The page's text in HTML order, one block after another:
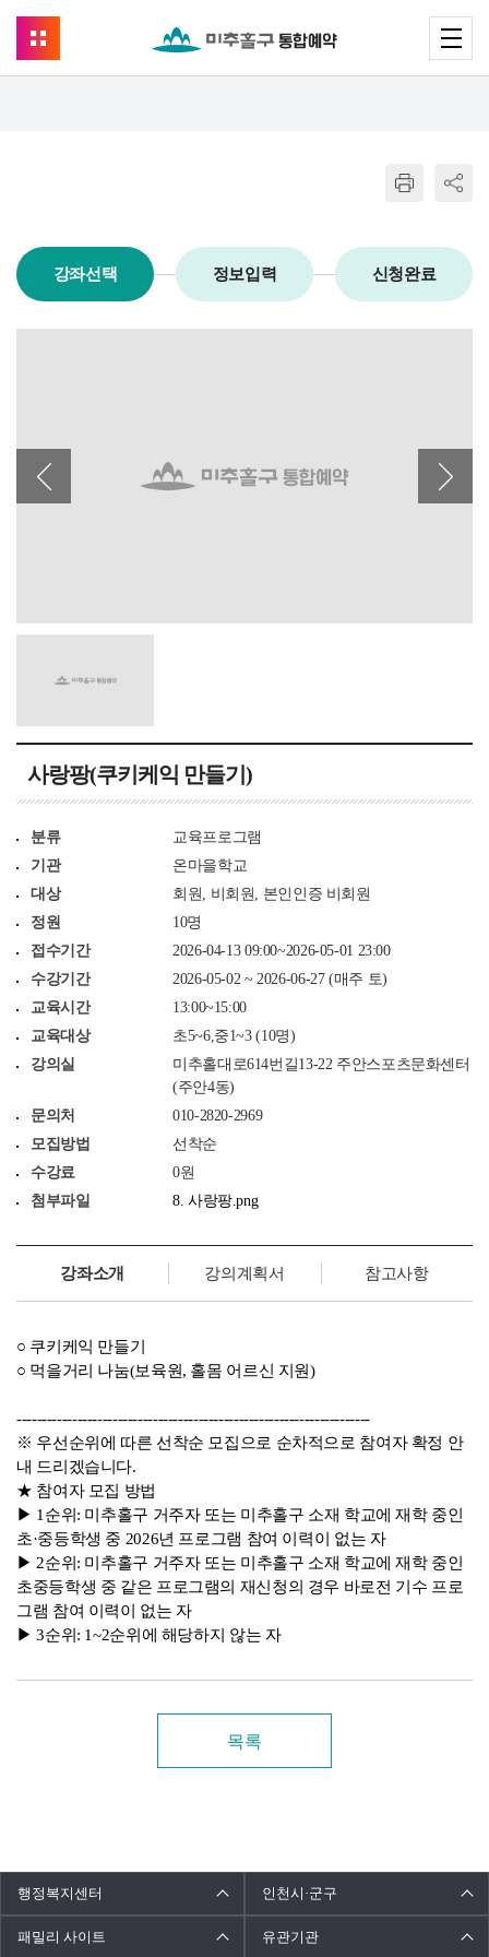
강좌선택 정보입력 신청완료
사랑팡(쿠키케익 만들기)
분류
교육프로그램
기관
온마을학교
대상
회원, 비회원, 본인인증 비회원
정원
10명
접수기간
2026-04-13 09:00~2026-05-01 23:00
수강기간
2026-05-02 ~ 2026-06-27 (매주 토)
교육시간
13:00~15:00
교육대상
초5~6,중1~3 (10명)
강의실
미추홀대로614번길13-22 주안스포츠문화센터
(주안4동)
문의처
010-2820-2969
모집방법
선착순
수강료
0원
첨부파일
8. 사랑팡.png
강좌소개 강의계획서 참고사항
○ 쿠키케익 만들기
○ 먹을거리 나눔(보육원, 홀몸 어르신 지원)
----------------------------------------------------------------------
※ 우선순위에 따른 선착순 모집으로 순차적으로 참여자 확정 안
내 드리겠습니다.
★ 참여자 모집 방법
▶ 1순위: 미추홀구 거주자 또는 미추홀구 소재 학교에 재학 중인
초·중등학생 중 2026년 프로그램 참여 이력이 없는 자
▶ 2순위: 미추홀구 거주자 또는 미추홀구 소재 학교에 재학 중인
초중등학생 중 같은 프로그램의 재신청의 경우 바로전 기수 프로
그램 참여 이력이 없는 자
▶ 3순위: 1~2순위에 해당하지 않는 자
목록
행정복지센터 인천시·군구
패밀리 사이트 유관기관